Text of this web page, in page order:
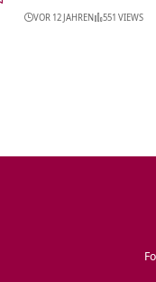
VOR 12 JAHREN 551 VIEWS